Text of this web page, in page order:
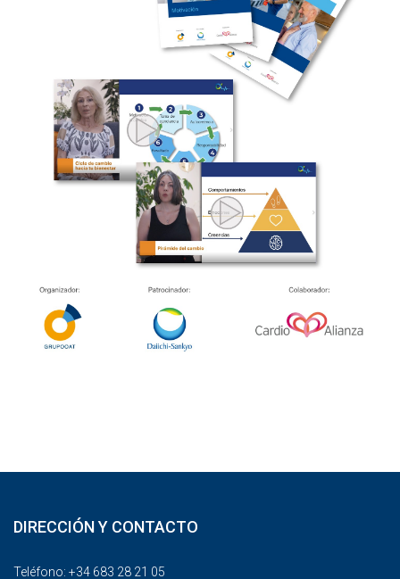
DIRECCIÓN Y CONTACTO
Teléfono: +34 683 28 21 05